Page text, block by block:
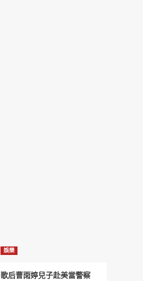
娛樂
歌后曹雨婷兒子赴美當警察